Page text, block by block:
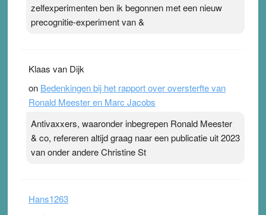
zelfexperimenten ben ik begonnen met een nieuw
precognitie-experiment van &
Klaas van Dijk
on Bedenkingen bij het rapport over oversterfte van
Ronald Meester en Marc Jacobs
Antivaxxers, waaronder inbegrepen Ronald Meester
& co, refereren altijd graag naar een publicatie uit 2023
van onder andere Christine St
Hans1263